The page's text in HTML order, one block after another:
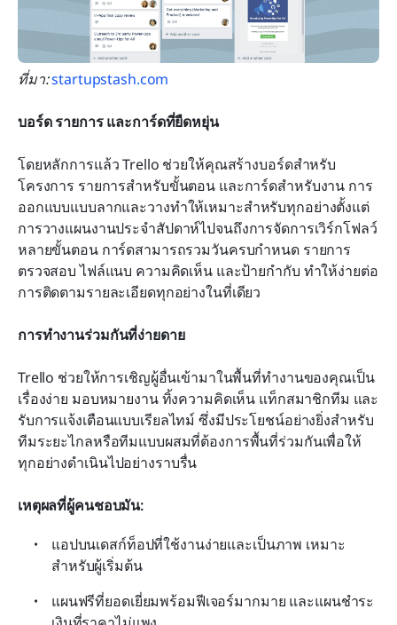
ที่มา: startupstash.com
บอร์ด รายการ และการ์ดที่ยืดหยุ่น
โดยหลักการแล้ว Trello ช่วยให้คุณสร้างบอร์ดสำหรับ
โครงการ รายการสำหรับขั้นตอน และการ์ดสำหรับงาน การ
ออกแบบแบบลากและวางทำให้เหมาะสำหรับทุกอย่างตั้งแต่
การวางแผนงานประจำสัปดาห์ไปจนถึงการจัดการเวิร์กโฟลว์
หลายขั้นตอน การ์ดสามารถรวมวันครบกำหนด รายการ
ตรวจสอบ ไฟล์แนบ ความคิดเห็น และป้ายกำกับ ทำให้ง่ายต่อ
การติดตามรายละเอียดทุกอย่างในที่เดียว
การทำงานร่วมกันที่ง่ายดาย
Trello ช่วยให้การเชิญผู้อื่นเข้ามาในพื้นที่ทำงานของคุณเป็น
เรื่องง่าย มอบหมายงาน ทิ้งความคิดเห็น แท็กสมาชิกทีม และ
รับการแจ้งเตือนแบบเรียลไทม์ ซึ่งมีประโยชน์อย่างยิ่งสำหรับ
ทีมระยะไกลหรือทีมแบบผสมที่ต้องการพื้นที่ร่วมกันเพื่อให้
ทุกอย่างดำเนินไปอย่างราบรื่น
เหตุผลที่ผู้คนชอบมัน:
แอปบนเดสก์ท็อปที่ใช้งานง่ายและเป็นภาพ เหมาะ
สำหรับผู้เริ่มต้น
แผนฟรีที่ยอดเยี่ยมพร้อมฟีเจอร์มากมาย และแผนชำระ